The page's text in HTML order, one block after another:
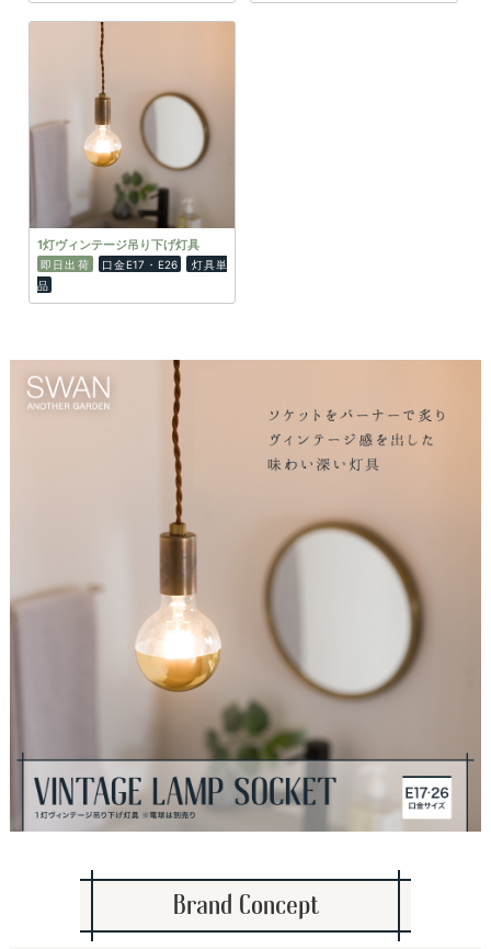
1灯ヴィンテージ吊り下げ灯具
即日出荷 口金E17・E26
灯具単
品
Brand Concept